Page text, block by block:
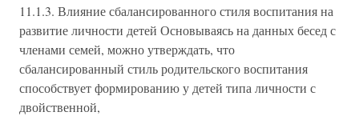
11.1.3. Влияние сбалансированного стиля воспитания на
развитие личности детей Основываясь на данных бесед с
членами семей, можно утверждать, что
сбалансированный стиль родительского воспитания
способствует формированию у детей типа личности с
двойственной,